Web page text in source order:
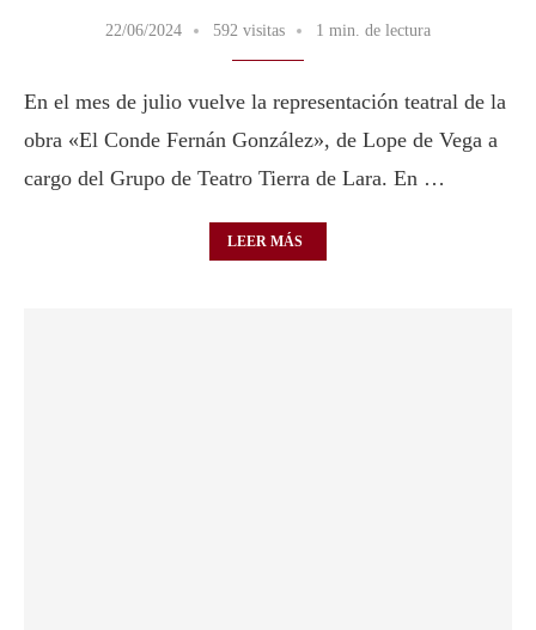
22/06/2024 592 visitas 1 min. de lectura
En el mes de julio vuelve la representación teatral de la
obra «El Conde Fernán González», de Lope de Vega a
cargo del Grupo de Teatro Tierra de Lara. En …
LEER MÁS